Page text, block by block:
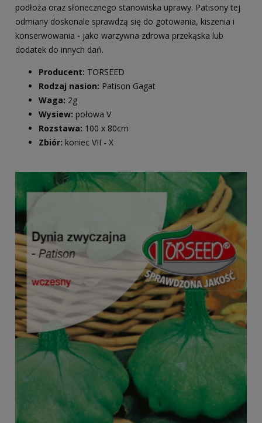
podłoża oraz słonecznego stanowiska uprawy. Patisony tej
odmiany doskonale sprawdzą się do gotowania, kiszenia i
konserwowania - jako warzywna zdrowa przekąska lub
dodatek do innych dań.
Producent: TORSEED
Rodzaj nasion: Patison Gagat
Waga: 2g
Wysiew: połowa V
Rozstawa: 100 x 80cm
Zbiór: koniec VII - X